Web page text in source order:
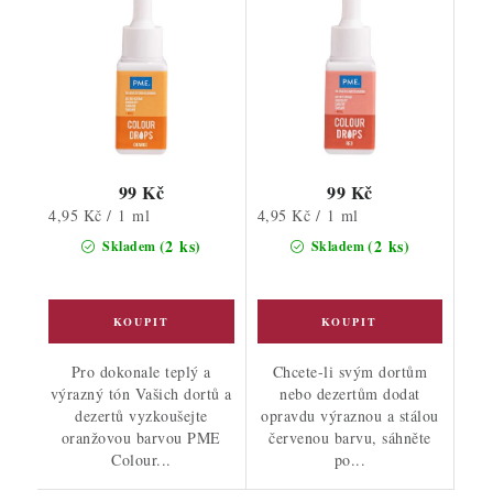
Skladem (2 ks)
99 Kč
Měrná
4,95 Kč / 1 ml
Pro dokonale teplý a
výrazný tón Vašich dortů a
dezertů vyzkoušejte
oranžovou barvou PME
Colour...
Skladem(2 ks)
99 Kč
Měrná
4,95 Kč / 1 ml
Chcete-li svým dortům
nebo dezertům dodat
opravdu výraznou a stálou
červenou barvu, sáhněte
po...